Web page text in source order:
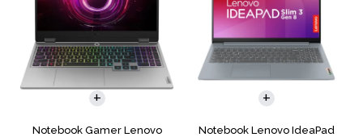
Notebook Gamer Lenovo
COMPARAR
Notebook Lenovo IdeaPad